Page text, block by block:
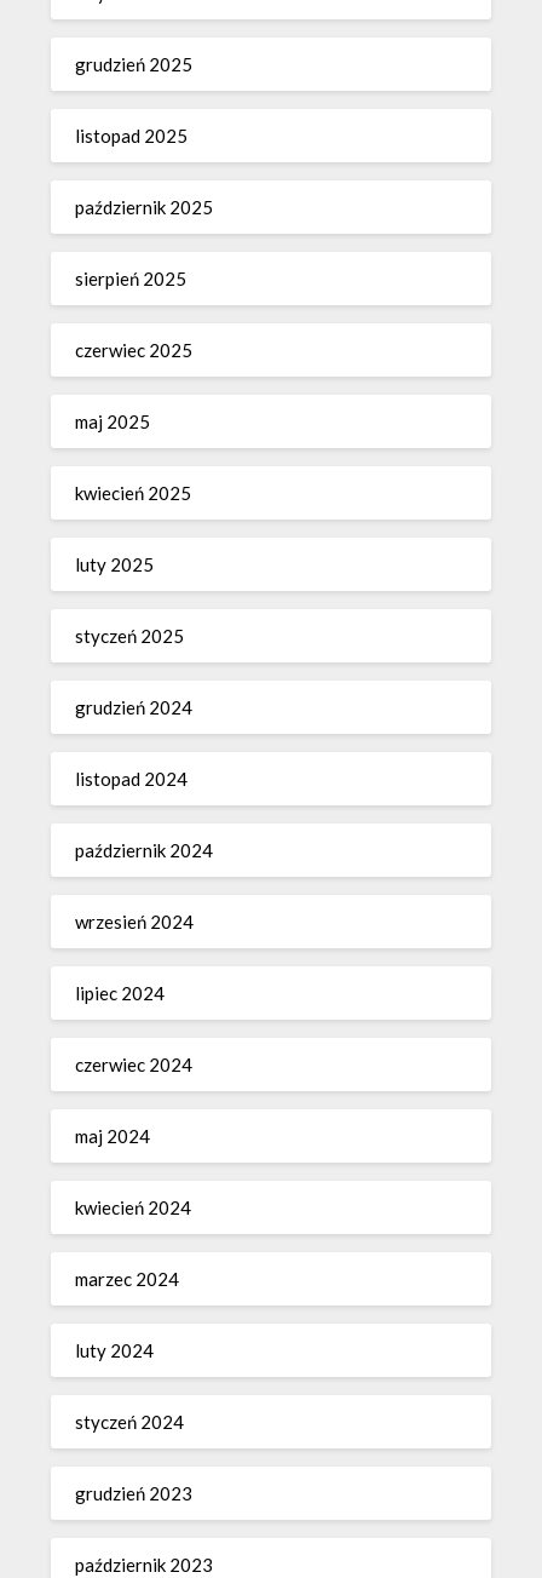
grudzień 2025
listopad 2025
październik 2025
sierpień 2025
czerwiec 2025
maj 2025
kwiecień 2025
luty 2025
styczeń 2025
grudzień 2024
listopad 2024
październik 2024
wrzesień 2024
lipiec 2024
czerwiec 2024
maj 2024
kwiecień 2024
marzec 2024
luty 2024
styczeń 2024
grudzień 2023
październik 2023